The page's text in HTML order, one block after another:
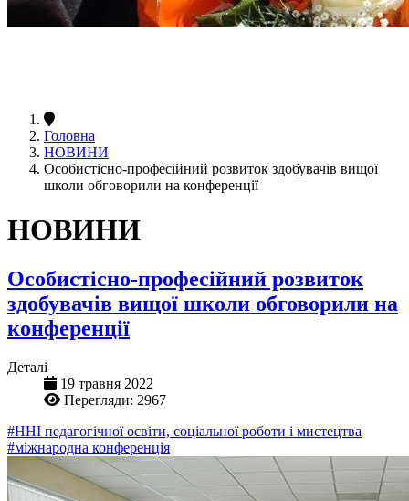
Головна
НОВИНИ
Особистісно-професійний розвиток здобувачів вищої
школи обговорили на конференції
НОВИНИ
Особистісно-професійний розвиток
здобувачів вищої школи обговорили на
конференції
Деталі
19 травня 2022
Перегляди: 2967
#ННІ педагогічної освіти, соціальної роботи і мистецтва
#міжнародна конференція